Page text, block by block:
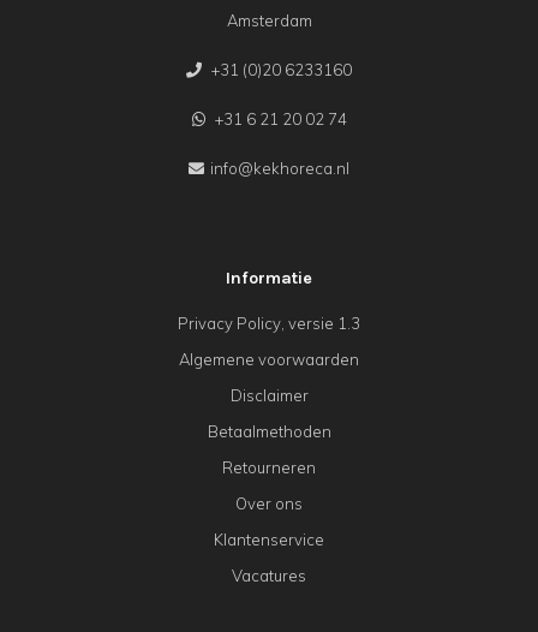
Amsterdam
+31 (0)20 6233160
+31 6 21 20 02 74
info@kekhoreca.nl
Informatie
Privacy Policy, versie 1.3
Algemene voorwaarden
Disclaimer
Betaalmethoden
Retourneren
Over ons
Klantenservice
Vacatures